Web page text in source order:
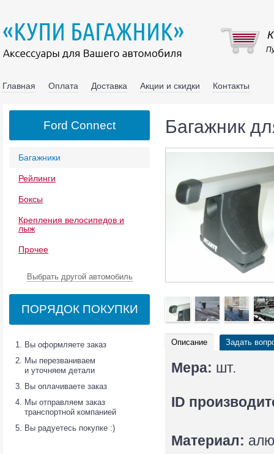
Главная Оплата Доставка Акции и скидки Контакты
Багажники
Рейлинги
Боксы
Крепления велосипедов и
лыж
Прочее
Выбрать другой автомобиль
ПОРЯДОК ПОКУПКИ
Вы оформляете заказ
Мы перезваниваем
и уточняем детали
Вы оплачиваете заказ
Мы отправляем заказ
транспортной компанией
Вы радуетесь покупке :)
Багажник
Описание Задать
Мера: шт.
ID
Материал:
Ford Connect